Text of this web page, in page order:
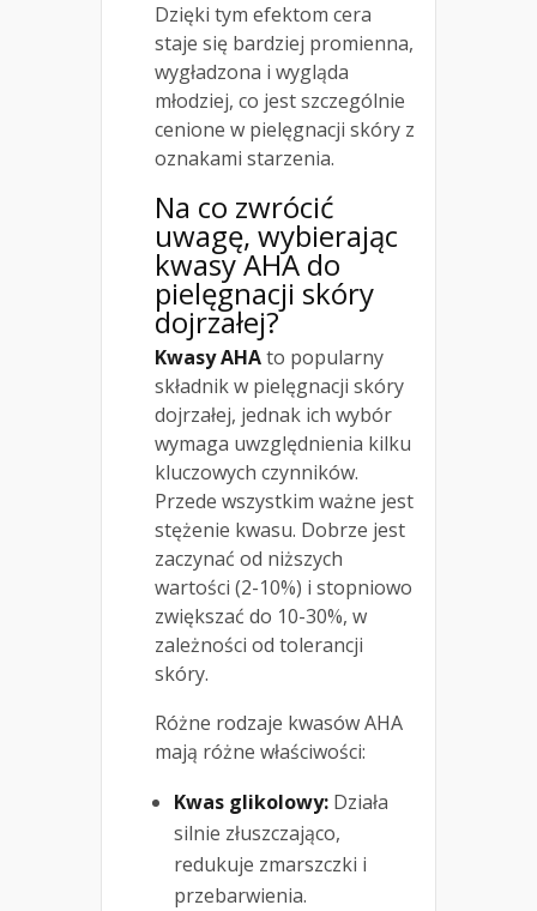
Dzięki tym efektom cera
staje się bardziej promienna,
wygładzona i wygląda
młodziej, co jest szczególnie
cenione w pielęgnacji skóry z
oznakami starzenia.
Na co zwrócić
uwagę, wybierając
kwasy AHA do
pielęgnacji skóry
dojrzałej?
Kwasy AHAto popularny
składnik w pielęgnacji skóry
dojrzałej, jednak ich wybór
wymaga uwzględnienia kilku
kluczowych czynników.
Przede wszystkim ważne jest
stężenie kwasu. Dobrze jest
zaczynać od niższych
wartości (2-10%) i stopniowo
zwiększać do 10-30%, w
zależności od tolerancji
skóry.
Różne rodzaje kwasów AHA
mają różne właściwości:
Kwas glikolowy: Działa
silnie złuszczająco,
redukuje zmarszczki i
przebarwienia.